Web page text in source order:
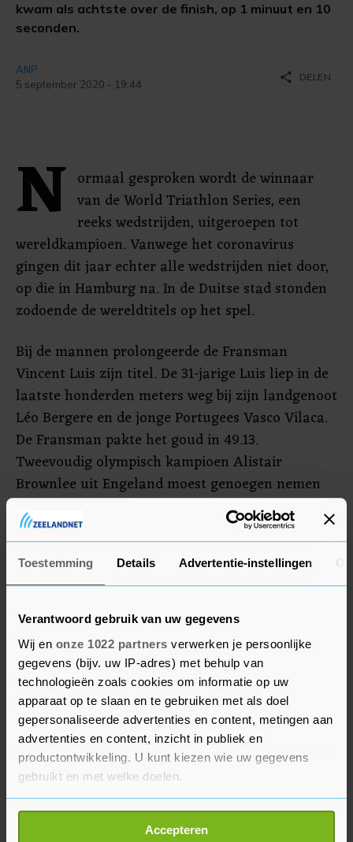
Toestemming Details Advertentie-instellingen
Verantwoord gebruik van uw gegevens
Wij en onze 1022 partners verwerken je persoonlijke
gegevens (bijv. uw IP-adres) met behulp van
technologieën zoals cookies om informatie op uw
apparaat op te slaan en te gebruiken met als doel
gepersonaliseerde advertenties en content, metingen aan
advertenties en content, inzicht in publiek en
productontwikkeling. U kunt kiezen wie uw gegevens
gebruikt en met welke doelen.
Als u het toestaat, willen we ook graag:
Informatie verzamelen over uw geografische
Accepteren
kwam als achtste over de finish, op 1 minuut en 10
seconden.
ANP
5 september 2020 - 19:44
share DELEN
N ormaal gesproken wordt de winnaar
van de World Triathlon Series, een
reeks wedstrijden, uitgeroepen tot
wereldkampioen. Vanwege het coronavirus
gingen dit jaar echter alle wedstrijden niet door,
op die in Hamburg na. In de Duitse stad stonden
zodoende de wereldtitels op het spel.
Bij de mannen prolongeerde de Fransman
Vincent Luis zijn titel. De 31-jarige Luis liep in de
laatste honderden meters weg bij zijn landgenoot
Léo Bergere en de jonge Portugees Vasco Vilaca.
De Fransman pakte het goud in 49.13.
Tweevoudig olympisch kampioen Alistair
Brownlee uit Engeland moest genoegen nemen
met de negende plaats. Marco van der Stel, de
enige Nederlandse deelnemer, werd 41e op ruim 2
minuten van de Franse winnaar.